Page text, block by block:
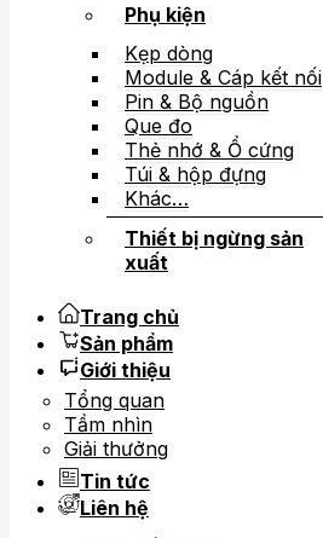
Phụ kiện
Kẹp dòng
Module & Cáp kết nối
Pin & Bộ nguồn
Que đo
Thẻ nhớ & Ổ cứng
Túi & hộp đựng
Khác…
Thiết bị ngừng sản
xuất
Trang chủ
Sản phẩm
Giới thiệu
Tổng quan
Tầm nhìn
Giải thưởng
Tin tức
Liên hệ